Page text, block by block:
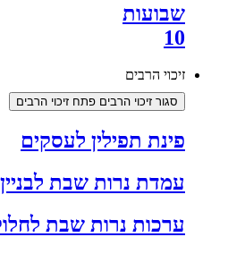
שבועות
10
זיכוי הרבים
סגור זיכוי הרבים פתח זיכוי הרבים
פינת תפילין לעסקים
עמדת נרות שבת לבניין
ערכות נרות שבת